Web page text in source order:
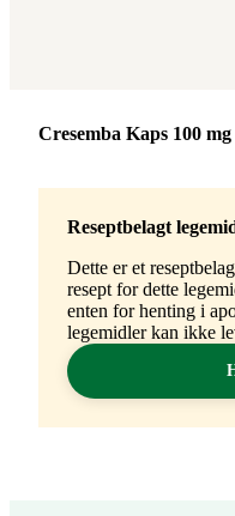
Merke:
Cresemba Kaps 100 mg
Reseptbelagt
Dette er et
resept for dette
enten for henting i
legemidler kan ikke